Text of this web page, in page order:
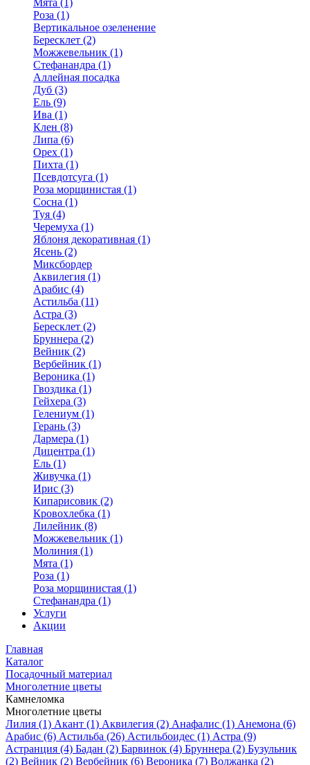
Мята (1)
Роза (1)
Вертикальное озеленение
Бересклет (2)
Можжевельник (1)
Стефанандра (1)
Аллейная посадка
Дуб (3)
Ель (9)
Ива (1)
Клен (8)
Липа (6)
Орех (1)
Пихта (1)
Псевдотсуга (1)
Роза морщинистая (1)
Сосна (1)
Туя (4)
Черемуха (1)
Яблоня декоративная (1)
Ясень (2)
Миксбордер
Аквилегия (1)
Арабис (4)
Астильба (11)
Астра (3)
Бересклет (2)
Бруннера (2)
Вейник (2)
Вербейник (1)
Вероника (1)
Гвоздика (1)
Гейхера (3)
Гелениум (1)
Герань (3)
Дармера (1)
Дицентра (1)
Ель (1)
Живучка (1)
Ирис (3)
Кипарисовик (2)
Кровохлебка (1)
Лилейник (8)
Можжевельник (1)
Молиния (1)
Мята (1)
Роза (1)
Роза морщинистая (1)
Стефанандра (1)
Услуги
Акции
Главная
Каталог
Посадочный материал
Многолетние цветы
Камнеломка
Многолетние цветы
Лилия (1) Акант (1) Аквилегия (2) Анафалис (1) Анемона (6)
Арабис (6) Астильба (26) Астильбоидес (1) Астра (9)
Астранция (4) Бадан (2) Барвинок (4) Бруннера (2) Бузульник
(2) Вейник (2) Вербейник (6) Вероника (7) Волжанка (2)